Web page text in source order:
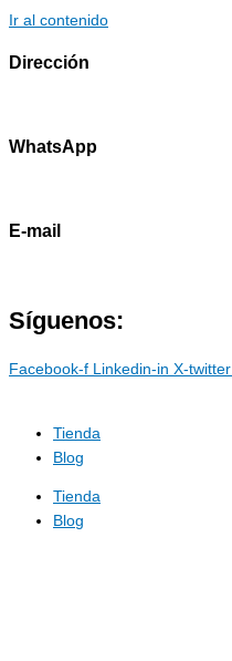
Ir al contenido
Dirección
WhatsApp
E-mail
Síguenos:
Facebook-f Linkedin-in X-twitter
Tienda
Blog
Tienda
Blog